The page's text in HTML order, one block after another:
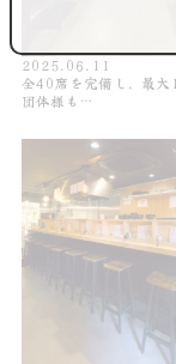
2025.06.11
全40席を完備し、最大
団体様も…